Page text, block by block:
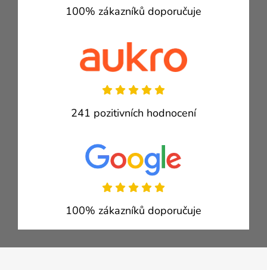
100% zákazníků doporučuje
241 pozitivních hodnocení
100% zákazníků doporučuje